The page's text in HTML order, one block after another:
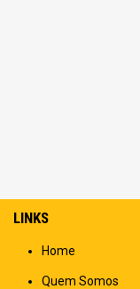
LINKS
Home
Quem Somos